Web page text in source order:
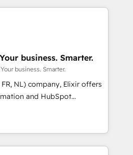
GDPR-ready
💡 Why 500+
Technical HubSpot
Mole Street’s
through creating
from a well-defined
and reported on with clear
by core values; Joy, Grit,
the
and its clientele, and
Elixir Solutions - Your business. Smarter.
business. Smarter.
FR, NL) company, Elixir offers
and HubSpot
services to mid-market
sales,
department operates in the
at the same time